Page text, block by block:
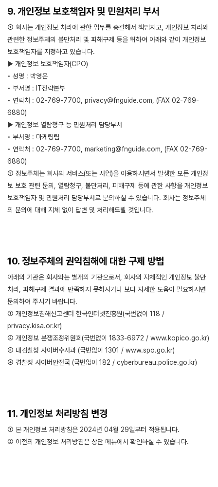
9. 개인정보 보호책임자 및 민원처리 부서
① 회사는 개인정보 처리에 관한 업무를 총괄해서 책임지고, 개인정보 처리와
관련한 정보주체의 불만처리 및 피해구제 등을 위하여 아래와 같이 개인정보
보호책임자를 지정하고 있습니다.
▶ 개인정보 보호책임자(CPO)
• 성명 : 박영은
• 부서명 : IT전략본부
• 연락처 : 02-769-7700, privacy@fnguide.com, (FAX 02-769-
6880)
▶ 개인정보 열람청구 등 민원처리 담당부서
• 부서명 : 마케팅팀
• 연락처 : 02-769-7700, marketing@fnguide.com, (FAX 02-769-
6880)
② 정보주체는 회사의 서비스(또는 사업)을 이용하시면서 발생한 모든 개인정
보 보호 관련 문의, 열람청구, 불만처리, 피해구제 등에 관한 사항을 개인정보
보호책임자 및 민원처리 담당부서로 문의하실 수 있습니다. 회사는 정보주체
의 문의에 대해 지체 없이 답변 및 처리해드릴 것입니다.
10. 정보주체의 권익침해에 대한 구제 방법
아래의 기관은 회사와는 별개의 기관으로서, 회사의 자체적인 개인정보 불만
처리, 피해구제 결과에 만족하지 못하시거나 보다 자세한 도움이 필요하시면
문의하여 주시기 바랍니다.
① 개인정보침해신고센터 한국인터넷진흥원(국번없이 118 /
privacy.kisa.or.kr)
② 개인정보 분쟁조정위원회(국번없이 1833-6972 / www.kopico.go.kr)
③ 대검찰청 사이버수사과 (국번없이 1301 / www.spo.go.kr)
④ 경찰청 사이버안전국 (국번없이 182 / cyberbureau.police.go.kr)
11. 개인정보 처리방침 변경
① 본 개인정보 처리방침은 2024년 04월 29일부터 적용됩니다.
② 이전의 개인정보 처리방침은 상단 메뉴에서 확인하실 수 있습니다.